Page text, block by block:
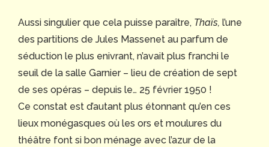
Aussi singulier que cela puisse paraître, Thaïs, l’une
des partitions de Jules Massenet au parfum de
séduction le plus enivrant, n’avait plus franchi le
seuil de la salle Garnier – lieu de création de sept
de ses opéras – depuis le… 25 février 1950 !
Ce constat est d’autant plus étonnant qu’en ces
lieux monégasques où les ors et moulures du
théâtre font si bon ménage avec l’azur de la